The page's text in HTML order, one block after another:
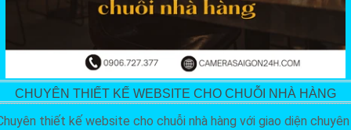
CHUYÊN THIẾT KẾ WEBSITE CHO CHUỖI NHÀ HÀNG
thiết kế website cho chuỗi nhà hàng với giao diện chuyên